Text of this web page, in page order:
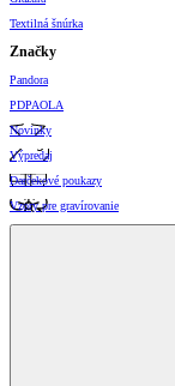
Textilná šnúrka
Značky
Pandora
PDPAOLA
Novinky
Výpredaj
Darčekové poukazy
Vzory pre gravírovanie